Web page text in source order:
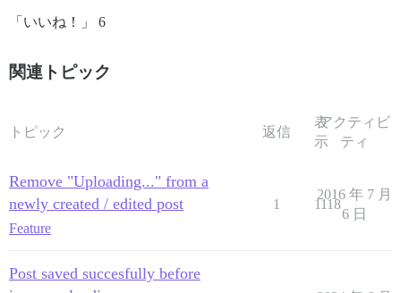
「いいね！」 6
関連トピック
トピック 返信
表
示
アクティビ
ティ
Remove "Uploading..." from a
newly created / edited post
Feature
1 1118
2016 年 7 月
6 日
Post saved succesfully before